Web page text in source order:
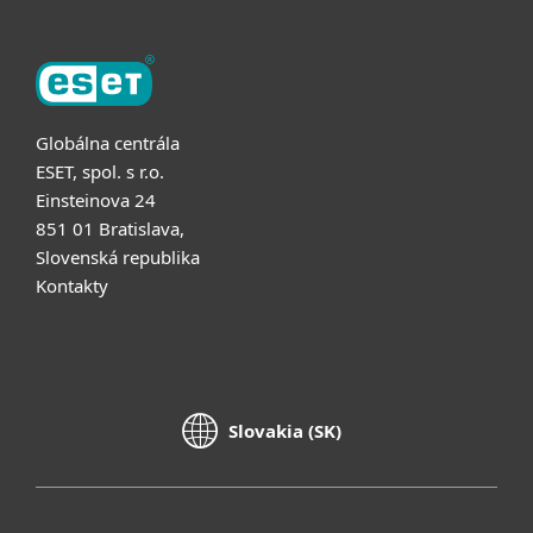
Globálna centrála
ESET, spol. s r.o.
Einsteinova 24
851 01 Bratislava,
Slovenská republika
Kontakty
Slovakia (SK)